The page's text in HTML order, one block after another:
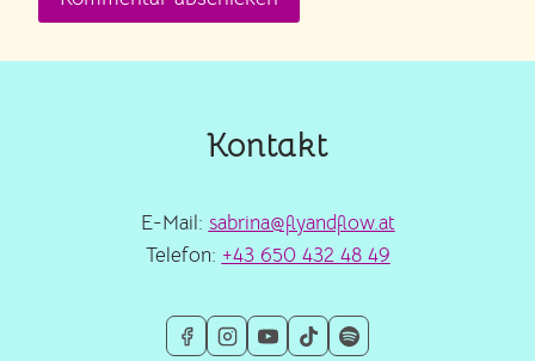
Kontakt
E-Mail: sabrina@flyandflow.at
Telefon: +43 650 432 48 49